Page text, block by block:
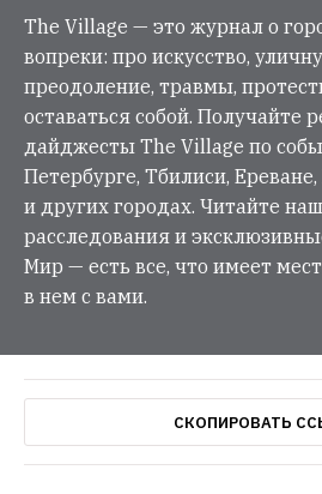
The Village — это журнал о
вопреки: про искусство,
преодоление, травмы,
оставаться собой. Получайте
дайджесты The Village по
Петербурге, Тбилиси,
и других городах. Читайте
расследования и
Мир — есть все, что имеет
в нем с вами.
СКОПИРОВАТЬ